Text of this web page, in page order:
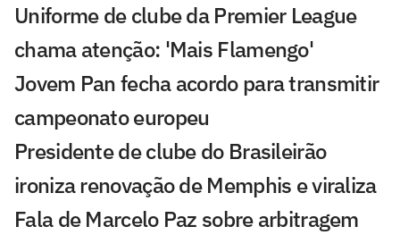
Uniforme de clube da Premier League
chama atenção: 'Mais Flamengo'
Jovem Pan fecha acordo para transmitir
campeonato europeu
Presidente de clube do Brasileirão
ironiza renovação de Memphis e viraliza
Fala de Marcelo Paz sobre arbitragem